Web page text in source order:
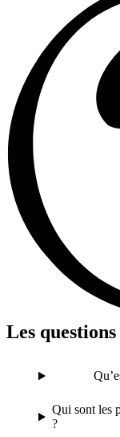
Les
Qui sont les
?